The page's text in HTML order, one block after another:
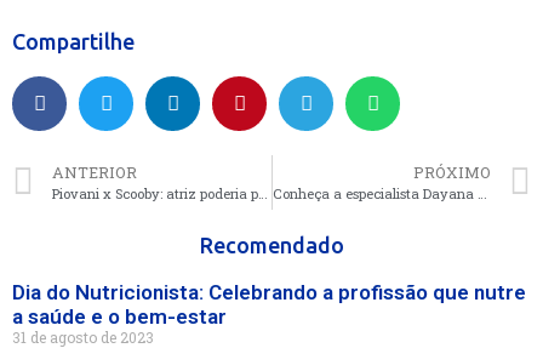
Compartilhe
ANTERIOR PRÓXIMO
Recomendado
Dia do Nutricionista: Celebrando a profissão que nutre
a saúde e o bem-estar
31 de agosto de 2023